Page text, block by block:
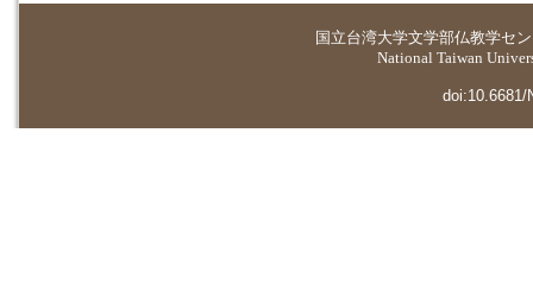
国立台湾大学文学部仏教学セ
National Taiwan
doi:10.6681/